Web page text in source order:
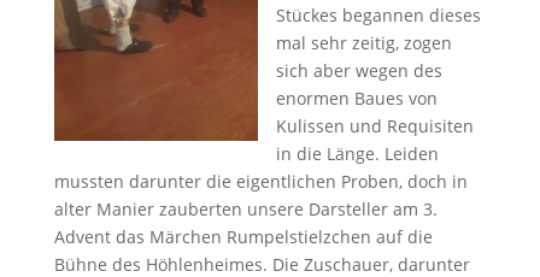
Stückes begannen dieses
mal sehr zeitig, zogen
sich aber wegen des
enormen Baues von
Kulissen und Requisiten
in die Länge. Leiden
mussten darunter die eigentlichen Proben, doch in
alter Manier zauberten unsere Darsteller am 3.
Advent das Märchen Rumpelstielzchen auf die
Bühne des Höhlenheimes. Die Zuschauer, darunter